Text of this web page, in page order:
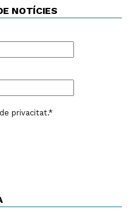
NOTÍCIES
privacitat.*